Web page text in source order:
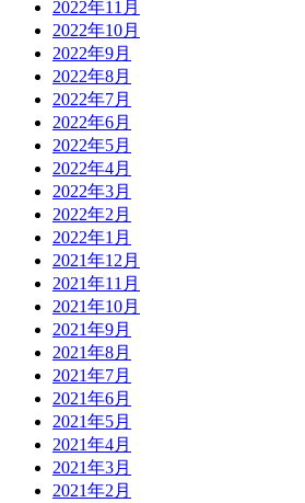
2022年11月
2022年10月
2022年9月
2022年8月
2022年7月
2022年6月
2022年5月
2022年4月
2022年3月
2022年2月
2022年1月
2021年12月
2021年11月
2021年10月
2021年9月
2021年8月
2021年7月
2021年6月
2021年5月
2021年4月
2021年3月
2021年2月